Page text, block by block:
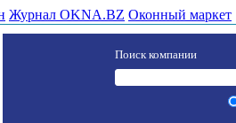
Журнал OKNA.BZ Оконный маркет
Поиск компании